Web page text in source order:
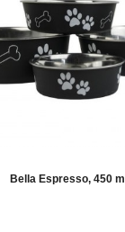
Bella Espresso, 450 ml